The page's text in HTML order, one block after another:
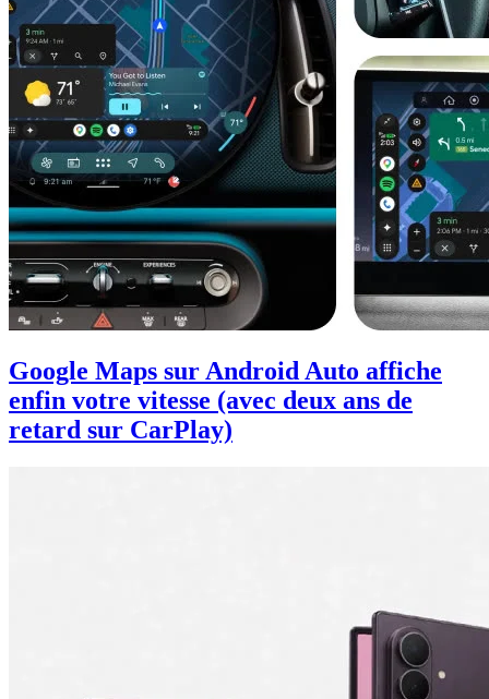
Google Maps sur Android Auto affiche
enfin votre vitesse (avec deux ans de
retard sur CarPlay)